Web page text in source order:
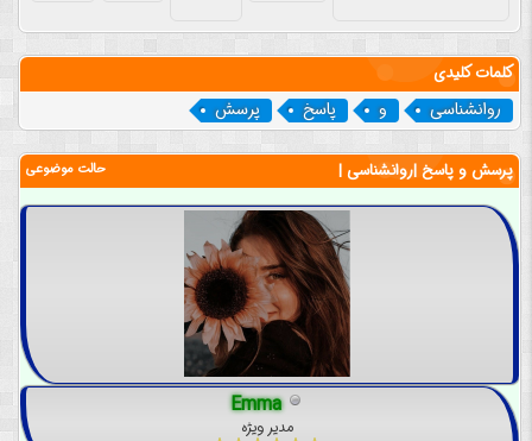
کلمات کلیدی
روانشناسی و پاسخ پرسش
حالت موضوعی پرسش و پاسخ |روانشناسی |
Emma
مدیر ویژه